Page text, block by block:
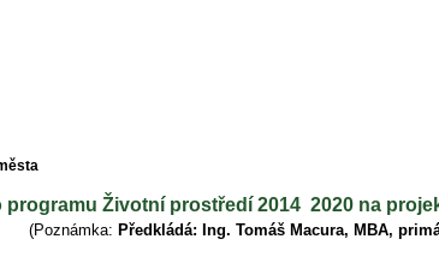
programu Životní prostředí 2014 ­ 2020 na
(Poznámka: Předkládá: Ing. Tomáš Macura, MBA,